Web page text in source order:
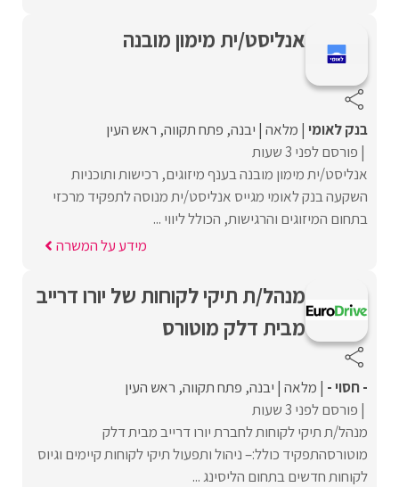
אנליסט/ית מימון מובנה
בנק לאומי מלאה יבנה פתח תקווה ראש העין
פורסם לפני 3 שעות
אנליסט/ית מימון מובנה בענף מיזוגים, רכישות ותוכניות
השקעה בנק לאומי מגייס אנליסט/ית מנוסה לתפקיד מרכזי
בתחום המיזוגים והרגישות, הכולל ליווי ...
מידע על המשרה
מנהל/ת תיקי לקוחות של יורו דרייב
מבית דלק מוטורס
- חסוי - מלאה יבנה פתח תקווה ראש העין
פורסם לפני 3 שעות
מנהל/ת תיקי לקוחות לחברת יורו דרייב מבית דלק
מוטורסהתפקיד כולל:– ניהול ותפעול תיקי לקוחות קיימים וגיוס
לקוחות חדשים בתחום הליסינג ...